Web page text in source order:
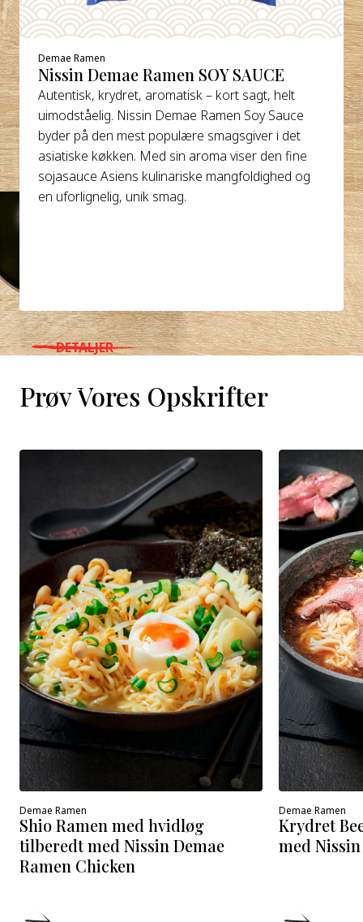
Demae Ramen
Nissin Demae Ramen SOY SAUCE
Autentisk, krydret, aromatisk – kort sagt, helt
uimodståelig. Nissin Demae Ramen Soy Sauce
byder på den mest populære smagsgiver i det
asiatiske køkken. Med sin aroma viser den fine
sojasauce Asiens kulinariske mangfoldighed og
en uforlignelig, unik smag.
WHERE TO BUY
DETALJER
Prøv Vores Opskrifter
Demae Ramen
Shio Ramen med hvidløg
tilberedt med Nissin Demae
Ramen Chicken
Demae Ramen
Krydret
med